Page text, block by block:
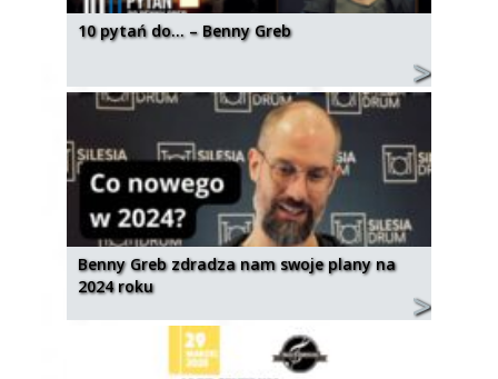
10 pytań do… – Benny Greb
Benny Greb zdradza nam swoje plany na
2024 roku